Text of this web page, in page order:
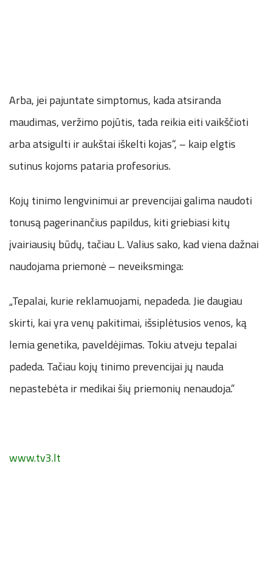
Arba, jei pajuntate simptomus, kada atsiranda
maudimas, veržimo pojūtis, tada reikia eiti vaikščioti
arba atsigulti ir aukštai iškelti kojas“, – kaip elgtis
sutinus kojoms pataria profesorius.
Kojų tinimo lengvinimui ar prevencijai galima naudoti
tonusą pagerinančius papildus, kiti griebiasi kitų
įvairiausių būdų, tačiau L. Valius sako, kad viena dažnai
naudojama priemonė – neveiksminga:
„Tepalai, kurie reklamuojami, nepadeda. Jie daugiau
skirti, kai yra venų pakitimai, išsiplėtusios venos, ką
lemia genetika, paveldėjimas. Tokiu atveju tepalai
padeda. Tačiau kojų tinimo prevencijai jų nauda
nepastebėta ir medikai šių priemonių nenaudoja.“
www.tv3.lt